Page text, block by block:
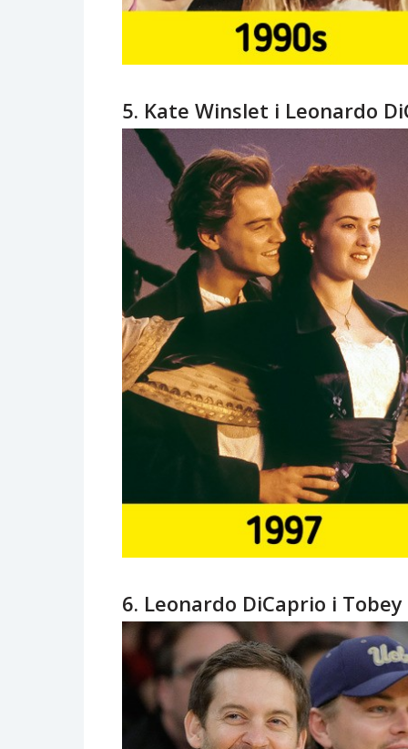
5. Kate Winslet i Leonardo
6. Leonardo DiCaprio i